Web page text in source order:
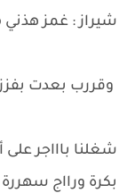
شيراز : غمز هذني
وقررب بعدت
شغلنا باااجر
بكرة ورااج